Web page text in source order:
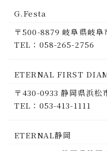
G.Festa
〒500-8879 岐阜県岐阜
TEL：058-265-2756
ETERNAL FIRST
〒430-0933 静岡県浜松
TEL：053-413-1111
ETERNAL静岡